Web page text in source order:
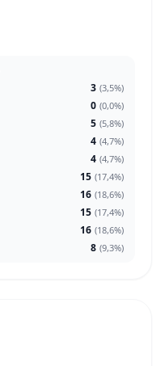
3 (3,5%)
0 (0,0%)
5 (5,8%)
4 (4,7%)
4 (4,7%)
15 (17,4%)
16 (18,6%)
15 (17,4%)
16 (18,6%)
8 (9,3%)